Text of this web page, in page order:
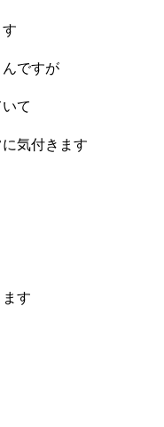
ですが
て
気付きます
す